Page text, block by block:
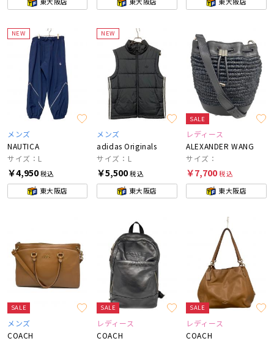
NEW
メンズ
NAUTICA
サイズ：L
￥4,950税込
東大阪店
NEW
メンズ
adidas Originals
サイズ：L
￥5,500税込
東大阪店
SALE
レディース
ALEXANDER WANG
サイズ：
￥7,700税込
東大阪店
SALE
メンズ
COACH
SALE
レディース
COACH
SALE
レディース
COACH